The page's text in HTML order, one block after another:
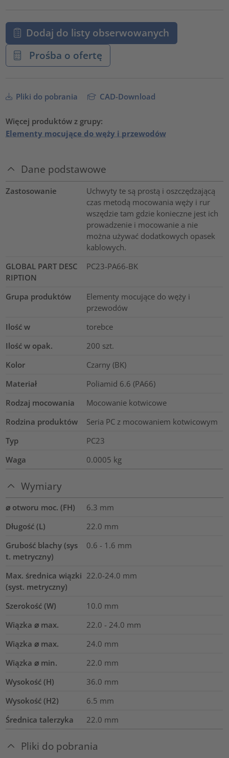
Dodaj do listy obserwowanych
Prośba o ofertę
Pliki do pobrania CAD-Download
Więcej produktów z grupy:
Elementy mocujące do węży i przewodów
Dane podstawowe
Zastosowanie
Uchwyty te są prostą i oszczędzającą
czas metodą mocowania węży i rur
wszędzie tam gdzie konieczne jest ich
prowadzenie i mocowanie a nie
można używać dodatkowych opasek
kablowych.
GLOBAL PART DESC
RIPTION
PC23-PA66-BK
Grupa produktów
Elementy mocujące do węży i
przewodów
Ilość w
torebce
Ilość w opak.
200 szt.
Kolor
Czarny (BK)
Materiał
Poliamid 6.6 (PA66)
Rodzaj mocowania
Mocowanie kotwicowe
Rodzina produktów
Seria PC z mocowaniem kotwicowym
Typ
PC23
Waga
0.0005 kg
Wymiary
⌀ otworu moc. (FH)
6.3 mm
Długość (L)
22.0 mm
Grubość blachy (sys
t. metryczny)
0.6 - 1.6 mm
Max. średnica wiązki
(syst. metryczny)
22.0-24.0 mm
Szerokość (W) 10.0 mm
Wiązka ⌀ max.
22.0 - 24.0 mm
Wiązka ⌀ max.
24.0 mm
Wiązka ⌀ min.
22.0 mm
Wysokość (H)
36.0 mm
Wysokość (H2)
6.5 mm
Średnica talerzyka
22.0 mm
Pliki do pobrania